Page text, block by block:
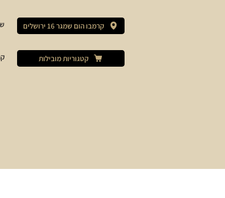
קרמבו הום שמגר 16 ירושלים
קטגוריות מובילות